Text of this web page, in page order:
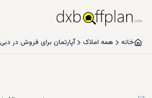
خانه همه املاک آپارتمان برای فروش در دبی